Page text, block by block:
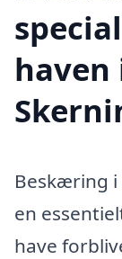
haven
Beskæring i
en
have